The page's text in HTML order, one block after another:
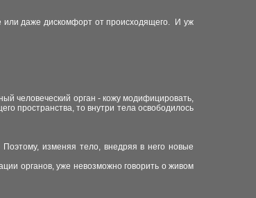
или даже дискомфорт от происходящего. И уж
человеческий орган - кожу модифицировать,
пространства, то внутри тела освободилось
изменяя тело, внедряя в него новые
органов, уже невозможно говорить о живом